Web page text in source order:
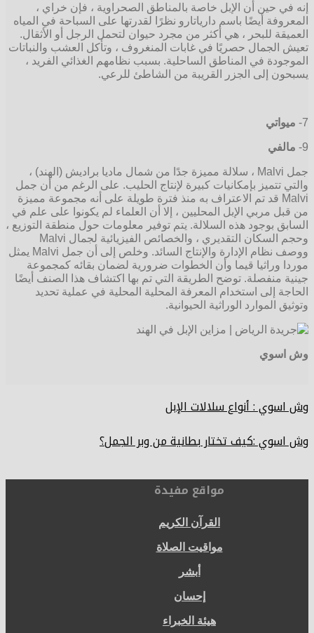
إنه في حين أن الإبل خاصة بالمناطق الصحراوية ، فإن خراي ،
المعروفة أيضًا باسم دارياتارو نظرًا لقدرتها على السباحة في المياه
العميقة للبحر ، هي أكثر من مجرد حيوان لتحمل الرجل أو الأثقال.
تعيش الجمال حصريًا في غابات المنغروف ، وتأكل العشب والنباتات
الموجودة في المناطق الساحلية. بسبب نظامهم الغذائي الفريد ،
يسبحون إلى الجزر القريبة من الشاطئ للرعي.
7- ميواتي
9- مالفي
جمل Malvi ، سلالة مميزة جدًا من شمال ماديا براديش (الهند) ،
والتي تتميز بإمكانيات كبيرة لإنتاج الحليب. على الرغم من أن جمل
Malvi قد تم الاعتراف به منذ فترة طويلة على أنه مجموعة مميزة
من قبل مربي الإبل المحليين ، إلا أن العلماء لم يكونوا على علم في
السابق بوجود هذه السلالة. يتم توفير معلومات حول منطقة التوزيع ،
وحجم السكان التقديري ، والخصائص الفيزيائية لجمال Malvi
ووصف نظام الإدارة والإنتاج السائد. وخلص إلى أن جمل Malvi يمثل
موردا وراثيا قيما وأن الخطوات ضرورية لضمان بقائه كمجموعة
جينية منفصلة. توضح الطريقة التي تم بها اكتشاف هذا الصنف أيضًا
الحاجة إلى استخدام المعرفة المحلية المحلية في عملية تحديد
وتوثيق الموارد الوراثية الحيوانية.
وش اسوي
وش اسوي : أنواع سلالات الإبل
وش اسوي :كيف تختار بطانية من وبر الجمل؟
مواقع مفيدة
القرآن الكريم
مواقيت الصلاة
أبشر
إحسان
هيئة الخبراء